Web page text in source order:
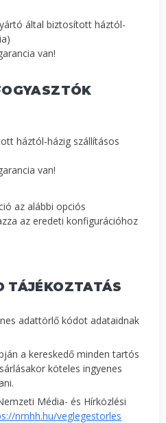
által biztosított háztól-
van!
háztól-házig szállításos
van!
az alábbi opciós
az eredeti konfigurációhoz
TÁJÉKOZTATÁS
adattörlő kódot adataidnak
a kereskedő minden tartós
köteles ingyenes
Média- és Hírközlési
nmhh.hu/veglegestorles